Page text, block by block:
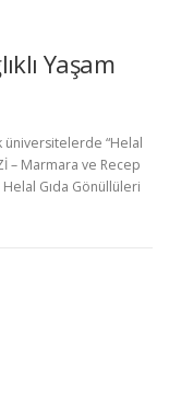
Yaşam
üniversitelerde “Helal
– Marmara ve Recep
Gıda Gönüllüleri